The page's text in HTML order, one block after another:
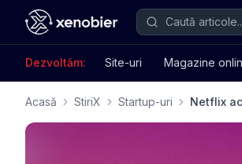
Dezvoltăm: Site-uri Magazine
Acasă StiriX Startup-uri Netflix